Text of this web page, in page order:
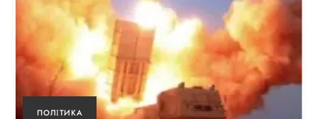
ПОЛІТИКА